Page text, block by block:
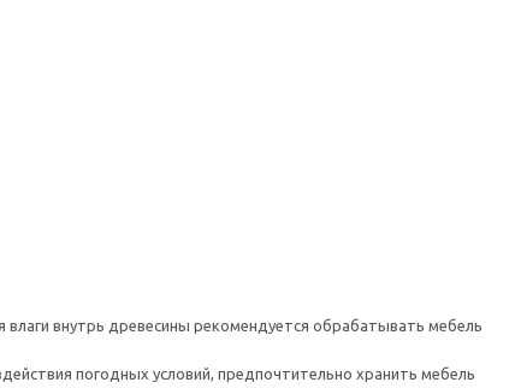
внутрь древесины рекомендуется обрабатывать мебель
погодных условий, предпочтительно хранить мебель